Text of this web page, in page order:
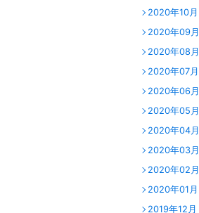
2020年10月
2020年09月
2020年08月
2020年07月
2020年06月
2020年05月
2020年04月
2020年03月
2020年02月
2020年01月
2019年12月